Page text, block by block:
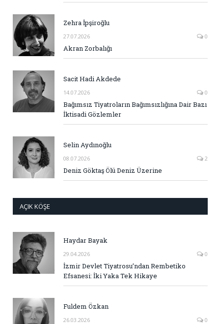
Zehra İpşiroğlu
27.07.2026 0
Akran Zorbalığı
Sacit Hadi Akdede
14.07.2026 0
Bağımsız Tiyatroların Bağımsızlığına Dair Bazı
İktisadi Gözlemler
Selin Aydınoğlu
08.07.2026 2
Deniz Göktaş Ölü Deniz Üzerine
AÇIK KÖŞE
Haydar Bayak
29.04.2026 0
İzmir Devlet Tiyatrosu’ndan Rembetiko
Efsanesi: İki Yaka Tek Hikaye
Fuldem Özkan
26.03.2026 0